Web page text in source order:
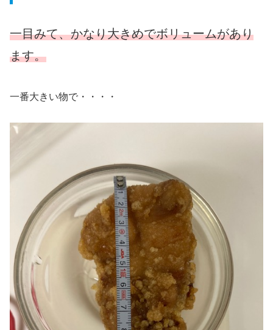
一目みて、かなり大きめでボリュームがあり
ます。
一番大きい物で・・・・